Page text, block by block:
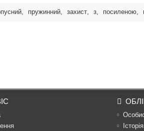
, пружинний, захист, з, посиленою,